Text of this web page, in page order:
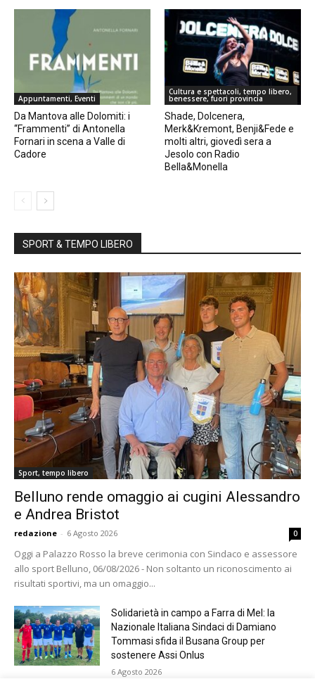
Appuntamenti, Eventi
Da Mantova alle Dolomiti: i
“Frammenti” di Antonella
Fornari in scena a Valle di
Cadore
Cultura e spettacoli, tempo libero,
benessere, fuori provincia
Shade, Dolcenera,
Merk&Kremont, Benji&Fede e
molti altri, giovedì sera a
Jesolo con Radio
Bella&Monella
SPORT & TEMPO LIBERO
Sport, tempo libero
Belluno rende omaggio ai cugini Alessandro
e Andrea Bristot
redazione - 6 Agosto 2026 0
Oggi a Palazzo Rosso la breve cerimonia con Sindaco e assessore
allo sport Belluno, 06/08/2026 - Non soltanto un riconoscimento ai
risultati sportivi, ma un omaggio...
Solidarietà in campo a Farra di Mel: la
Nazionale Italiana Sindaci di Damiano
Tommasi sfida il Busana Group per
sostenere Assi Onlus
6 Agosto 2026